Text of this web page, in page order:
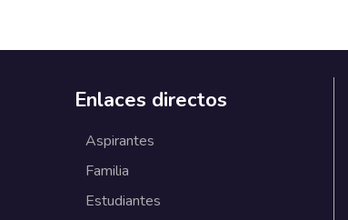
Enlaces directos
Aspirantes
Familia
Estudiantes